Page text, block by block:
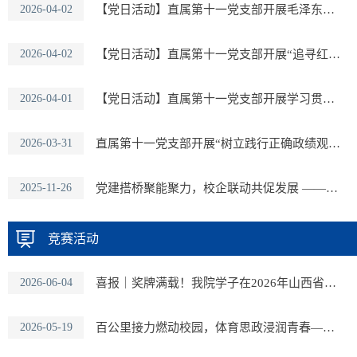
2026-04-02 【党日活动】直属第十一党支部开展毛泽东思想照耀前行路——纪念毛泽东...
2026-04-02 【党日活动】直属第十一党支部开展“追寻红色记忆 传承革命精神”主题党...
2026-04-01 【党日活动】直属第十一党支部开展学习贯彻党的二十届四中全会精神系列...
2026-03-31 直属第十一党支部开展“树立践行正确政绩观，建设体育强国新征程”专题党课
2025-11-26 党建搭桥聚能聚力，校企联动共促发展 ——直属第十一党支部主题党日活动
竞赛活动
2026-06-04 喜报｜奖牌满载！我院学子在2026年山西省青少年学生“爱我国防”无线电...
2026-05-19 百公里接力燃动校园，体育思政浸润青春——晋中职业技术学院第二届百里...